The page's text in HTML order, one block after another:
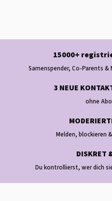
15000+
Samenspender, Co-Parents &
3 NEUE
ohne
Melden, blockieren
DISKRET
Du kontrollierst, wer dich